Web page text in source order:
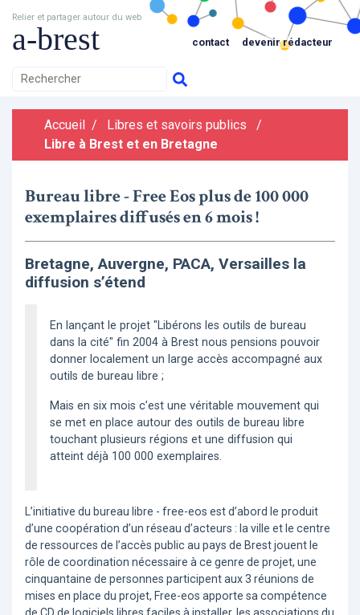
Relier et partager autour du web
a-brest contact devenir rédacteur
Accueil / Libres et savoirs publics
/
Libre à Brest et en Bretagne
Bureau libre - Free Eos plus de 100 000
exemplaires diffusés en 6 mois !
Bretagne, Auvergne, PACA, Versailles la
diffusion s’étend
En lançant le projet "Libérons les outils de bureau
dans la cité" fin 2004 à Brest nous pensions pouvoir
donner localement un large accès accompagné aux
outils de bureau libre ;
Mais en six mois c’est une véritable mouvement qui
se met en place autour des outils de bureau libre
touchant plusieurs régions et une diffusion qui
atteint déjà 100 000 exemplaires.
L’initiative du bureau libre - free-eos est d’abord le produit
d’une coopération d’un réseau d’acteurs : la ville et le centre
de ressources de l’accès public au pays de Brest jouent le
rôle de coordination nécessaire à ce genre de projet, une
cinquantaine de personnes participent aux 3 réunions de
mises en place du projet, Free-eos apporte sa compétence